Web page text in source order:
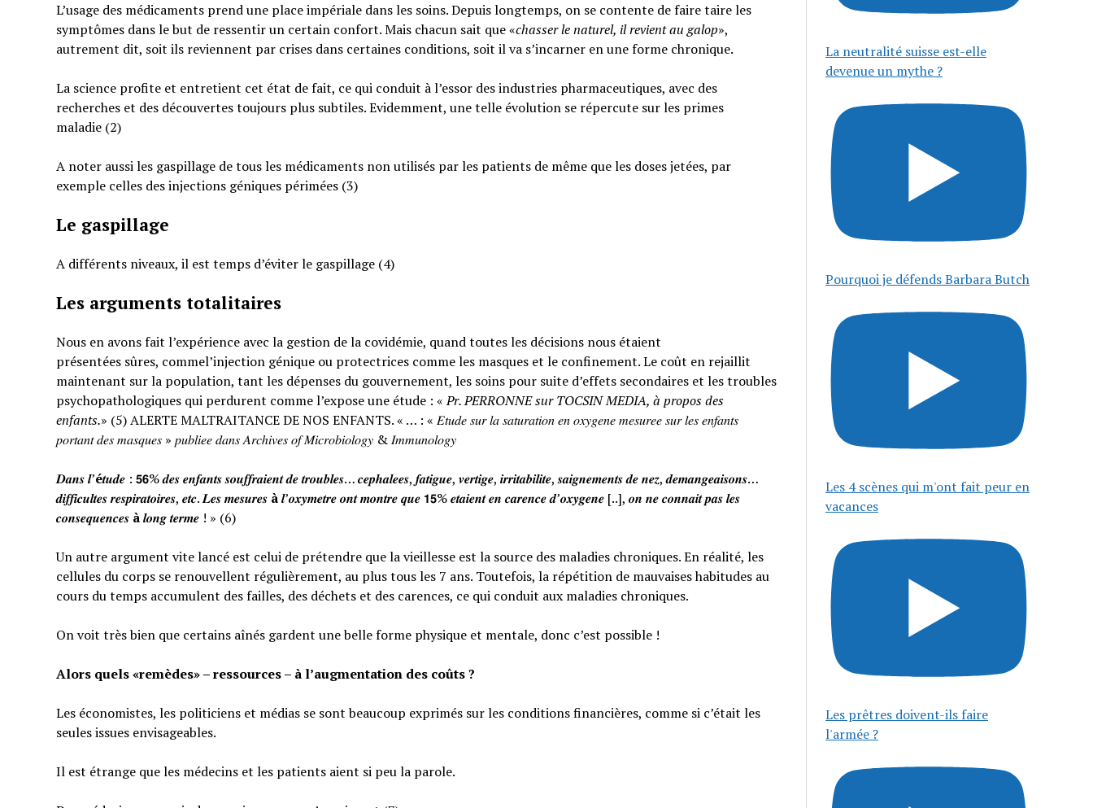
L’usage des médicaments prend une place impériale dans les soins. Depuis longtemps, on se contente de faire taire les
symptômes dans le but de ressentir un certain confort. Mais chacun sait que «chasser le naturel, il revient au galop»,
autrement dit, soit ils reviennent par crises dans certaines conditions, soit il va s’incarner en une forme chronique.
La science profite et entretient cet état de fait, ce qui conduit à l’essor des industries pharmaceutiques, avec des
recherches et des découvertes toujours plus subtiles. Evidemment, une telle évolution se répercute sur les primes
maladie (2)
A noter aussi les gaspillage de tous les médicaments non utilisés par les patients de même que les doses jetées, par
exemple celles des injections géniques périmées (3)
Le gaspillage
A différents niveaux, il est temps d’éviter le gaspillage (4)
Les arguments totalitaires
Nous en avons fait l’expérience avec la gestion de la covidémie, quand toutes les décisions nous étaient
présentées sûres, commel’injection génique ou protectrices comme les masques et le confinement. Le coût en rejaillit
maintenant sur la population, tant les dépenses du gouvernement, les soins pour suite d’effets secondaires et les troubles
psychopathologiques qui perdurent comme l’expose une étude : «Pr. PERRONNE sur TOCSIN MEDIA, à propos des
enfants.» (5) ALERTE MALTRAITANCE DE NOS ENFANTS. « … : « 𝐸𝑡𝑢𝑑𝑒 𝑠𝑢𝑟 𝑙𝑎 𝑠𝑎𝑡𝑢𝑟𝑎𝑡𝑖𝑜𝑛 𝑒𝑛 𝑜𝑥𝑦𝑔𝑒𝑛𝑒 𝑚𝑒𝑠𝑢𝑟𝑒𝑒 𝑠𝑢𝑟 𝑙𝑒𝑠 𝑒𝑛𝑓𝑎𝑛𝑡𝑠
𝑝𝑜𝑟𝑡𝑎𝑛𝑡 𝑑𝑒𝑠 𝑚𝑎𝑠𝑞𝑢𝑒𝑠 » 𝑝𝑢𝑏𝑙𝑖𝑒𝑒 𝑑𝑎𝑛𝑠 𝐴𝑟𝑐ℎ𝑖𝑣𝑒𝑠 𝑜𝑓 𝑀𝑖𝑐𝑟𝑜𝑏𝑖𝑜𝑙𝑜𝑔𝑦 & 𝐼𝑚𝑚𝑢𝑛𝑜𝑙𝑜𝑔𝑦
𝑫𝒂𝒏𝒔 𝒍’é𝒕𝒖𝒅𝒆 : 𝟱𝟲% 𝒅𝒆𝒔 𝒆𝒏𝒇𝒂𝒏𝒕𝒔 𝒔𝒐𝒖𝒇𝒇𝒓𝒂𝒊𝒆𝒏𝒕 𝒅𝒆 𝒕𝒓𝒐𝒖𝒃𝒍𝒆𝒔… 𝒄𝒆𝒑𝒉𝒂𝒍𝒆𝒆𝒔, 𝒇𝒂𝒕𝒊𝒈𝒖𝒆, 𝒗𝒆𝒓𝒕𝒊𝒈𝒆, 𝒊𝒓𝒓𝒊𝒕𝒂𝒃𝒊𝒍𝒊𝒕𝒆, 𝒔𝒂𝒊𝒈𝒏𝒆𝒎𝒆𝒏𝒕𝒔 𝒅𝒆 𝒏𝒆𝒛, 𝒅𝒆𝒎𝒂𝒏𝒈𝒆𝒂𝒊𝒔𝒐𝒏𝒔…
𝒅𝒊𝒇𝒇𝒊𝒄𝒖𝒍𝒕𝒆𝒔 𝒓𝒆𝒔𝒑𝒊𝒓𝒂𝒕𝒐𝒊𝒓𝒆𝒔, 𝒆𝒕𝒄. 𝑳𝒆𝒔 𝒎𝒆𝒔𝒖𝒓𝒆𝒔 à𝒍’𝒐𝒙𝒚𝒎𝒆𝒕𝒓𝒆 𝒐𝒏𝒕 𝒎𝒐𝒏𝒕𝒓𝒆 𝒒𝒖𝒆 𝟭𝟱% 𝒆𝒕𝒂𝒊𝒆𝒏𝒕 𝒆𝒏 𝒄𝒂𝒓𝒆𝒏𝒄𝒆 𝒅’𝒐𝒙𝒚𝒈𝒆𝒏𝒆 [..], 𝒐𝒏 𝒏𝒆 𝒄𝒐𝒏𝒏𝒂𝒊𝒕 𝒑𝒂𝒔 𝒍𝒆𝒔
𝒄𝒐𝒏𝒔𝒆𝒒𝒖𝒆𝒏𝒄𝒆𝒔 à𝒍𝒐𝒏𝒈 𝒕𝒆𝒓𝒎𝒆 ! » (6)
Un autre argument vite lancé est celui de prétendre que la vieillesse est la source des maladies chroniques. En réalité, les
cellules du corps se renouvellent régulièrement, au plus tous les 7 ans. Toutefois, la répétition de mauvaises habitudes au
cours du temps accumulent des failles, des déchets et des carences, ce qui conduit aux maladies chroniques.
On voit très bien que certains aînés gardent une belle forme physique et mentale, donc c’est possible !
Alors quels «remèdes» – ressources – à l’augmentation des coûts ?
Les économistes, les politiciens et médias se sont beaucoup exprimés sur les conditions financières, comme si c’était les
seules issues envisageables.
Il est étrange que les médecins et les patients aient si peu la parole.
La neutralité suisse est-elle
devenue un mythe ?
Pourquoi je défends Barbara Butch
Les 4 scènes qui m'ont fait peur en
vacances
Les prêtres doivent-ils faire
l'armée ?